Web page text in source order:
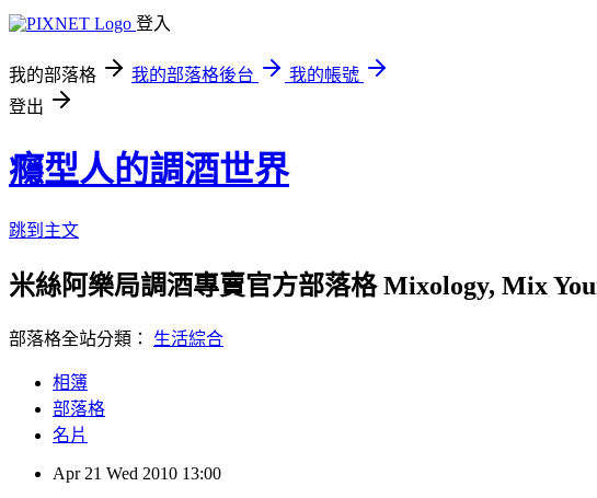
登入
我的部落格 我的部落格後台
我的帳號
登出
癮型人的調酒世界
跳到主文
米絲阿樂局調酒專賣官方部落格 Mixology, Mix
部落格全站分類： 生活綜合
相簿
部落格
名片
Apr 21 Wed 2010 13:00